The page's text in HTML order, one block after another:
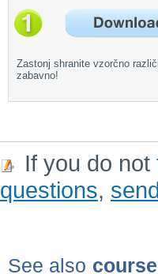
Zastonj shranite vzorčno
zabavno!
If you do
questions,
See also